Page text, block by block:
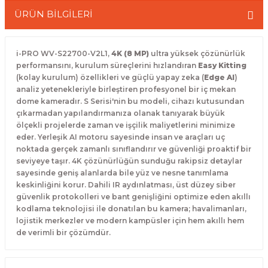
ÜRÜN BİLGİLERİ
i-PRO WV-S22700-V2L1, 4K (8 MP) ultra yüksek çözünürlük
performansını, kurulum süreçlerini hızlandıran Easy Kitting
(kolay kurulum) özellikleri ve güçlü yapay zeka (Edge AI)
analiz yetenekleriyle birleştiren profesyonel bir iç mekan
dome kameradır. S Serisi'nin bu modeli, cihazı kutusundan
çıkarmadan yapılandırmanıza olanak tanıyarak büyük
ölçekli projelerde zaman ve işçilik maliyetlerini minimize
eder. Yerleşik AI motoru sayesinde insan ve araçları uç
noktada gerçek zamanlı sınıflandırır ve güvenliği proaktif bir
seviyeye taşır. 4K çözünürlüğün sunduğu rakipsiz detaylar
sayesinde geniş alanlarda bile yüz ve nesne tanımlama
keskinliğini korur. Dahili IR aydınlatması, üst düzey siber
güvenlik protokolleri ve bant genişliğini optimize eden akıllı
kodlama teknolojisi ile donatılan bu kamera; havalimanları,
lojistik merkezler ve modern kampüsler için hem akıllı hem
de verimli bir çözümdür.